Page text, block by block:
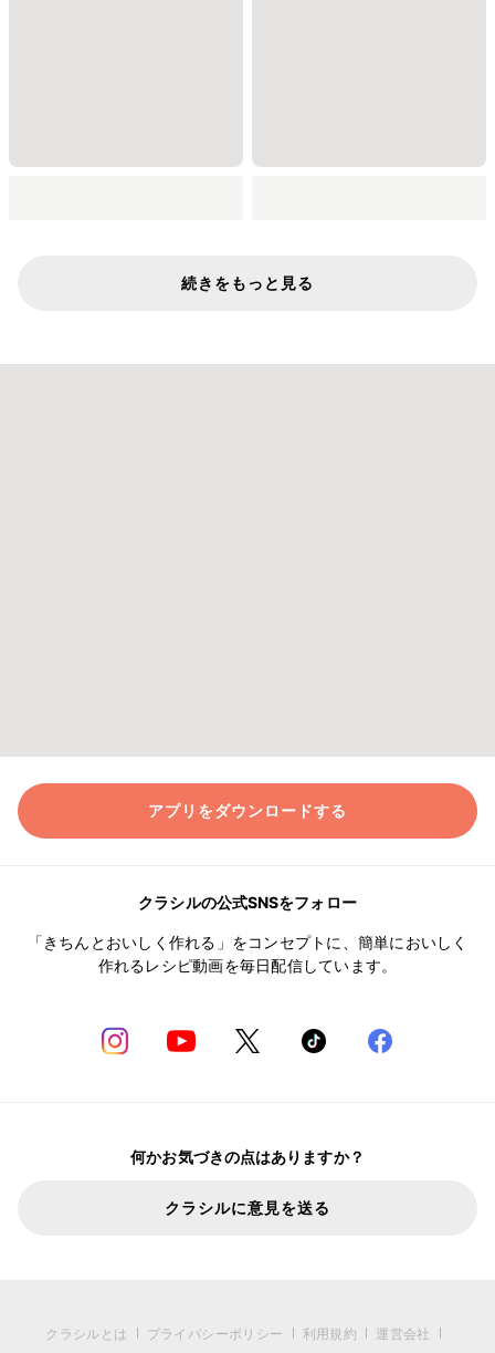
続きをもっと見る
アプリをダウンロードする
クラシルの公式SNSをフォロー
「きちんとおいしく作れる」をコンセプトに、簡単においしく
作れるレシピ動画を毎日配信しています。
何かお気づきの点はありますか？
クラシルに意見を送る
クラシルとは プライバシーポリシー 利用規約
運営会社